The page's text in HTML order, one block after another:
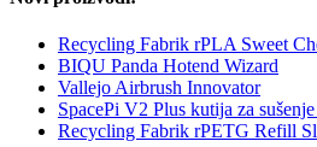
Recycling Fabrik rPLA Sweet
BIQU Panda Hotend Wizard
Vallejo Airbrush Innovator
SpacePi V2 Plus kutija za
Recycling Fabrik rPETG Refill